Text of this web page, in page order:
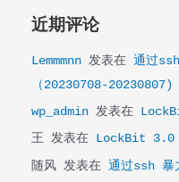
近期评论
Lemmmnn发表在 通过
（20230708-20230807)
wp_admin发表在
王发表在 LockBit 3.0
随风发表在 通过ssh 暴